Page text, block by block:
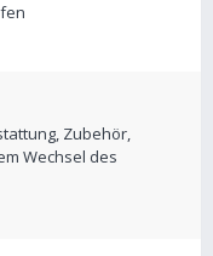
Zubehör,
Wechsel des